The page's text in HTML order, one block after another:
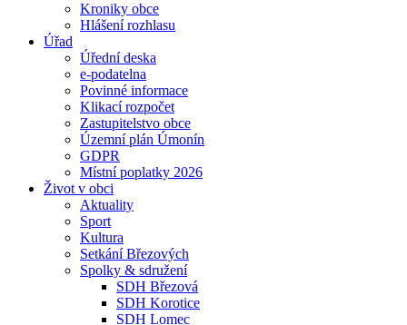
Kroniky obce
Hlášení rozhlasu
Úřad
Úřední deska
e-podatelna
Povinné informace
Klikací rozpočet
Zastupitelstvo obce
Územní plán Úmonín
GDPR
Místní poplatky 2026
Život v obci
Aktuality
Sport
Kultura
Setkání Březových
Spolky & sdružení
SDH Březová
SDH Korotice
SDH Lomec